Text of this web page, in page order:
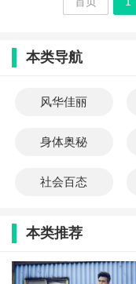
本类导航
风华佳丽
身体奥秘
社会百态
本类推荐